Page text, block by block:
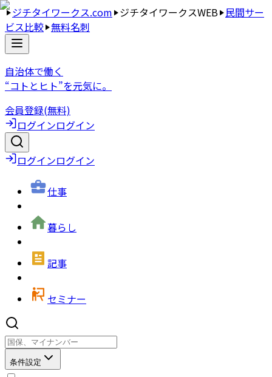
ジチタイワークス.com ジチタイワークスWEB 民間サー
ビス比較 無料名刺
自治体で働く
“コトとヒト”を元気に。
会員登録(無料)
ログインログイン
ログインログイン
仕事
暮らし
記事
セミナー
条件設定